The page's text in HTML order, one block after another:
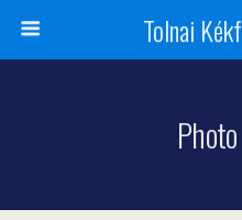
Tolnai